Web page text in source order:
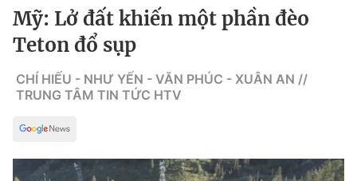
Mỹ: Lở đất khiến một phần đèo
Teton đổ sụp
CHÍ HIẾU - NHƯ YẾN - VĂN PHÚC - XUÂN AN //
TRUNG TÂM TIN TỨC HTV